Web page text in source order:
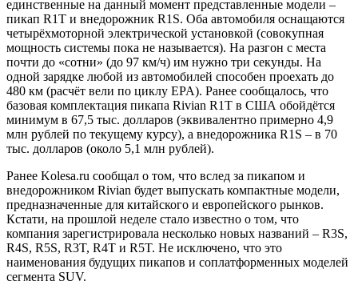
единственные на данный момент представленные модели –
пикап R1T и внедорожник R1S. Оба автомобиля оснащаются
четырёхмоторной электрической установкой (совокупная
мощность системы пока не называется). На разгон с места
почти до «сотни» (до 97 км/ч) им нужно три секунды. На
одной зарядке любой из автомобилей способен проехать до
480 км (расчёт вели по циклу EPA). Ранее сообщалось, что
базовая комплектация пикапа Rivian R1T в США обойдётся
минимум в 67,5 тыс. долларов (эквивалентно примерно 4,9
млн рублей по текущему курсу), а внедорожника R1S – в 70
тыс. долларов (около 5,1 млн рублей).
Ранее Kolesa.ru сообщал о том, что вслед за пикапом и
внедорожником Rivian будет выпускать компактные модели,
предназначенные для китайского и европейского рынков.
Кстати, на прошлой неделе стало известно о том, что
компания зарегистрировала несколько новых названий – R3S,
R4S, R5S, R3T, R4T и R5T. Не исключено, что это
наименования будущих пикапов и соплатформенных моделей
сегмента SUV.